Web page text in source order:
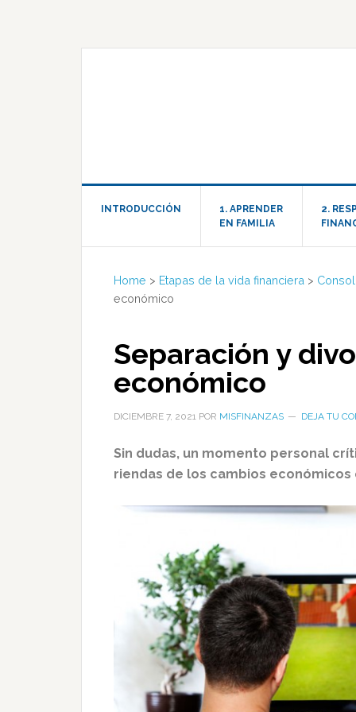
INTRODUCCIÓN
1. APRENDER
EN FAMILIA
2.
Home > Etapas de la vida financiera >
económico
Separación y
económico
DICIEMBRE 7, 2021 POR MISFINANZAS DEJA TU
Sin dudas, un momento personal
riendas de los cambios